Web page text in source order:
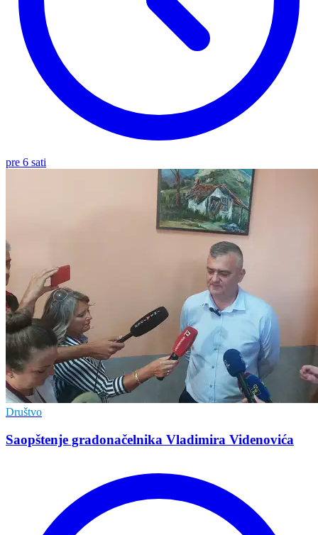
pre 6 sati
Društvo
Saopštenje gradonačelnika Vladimira Videnovića